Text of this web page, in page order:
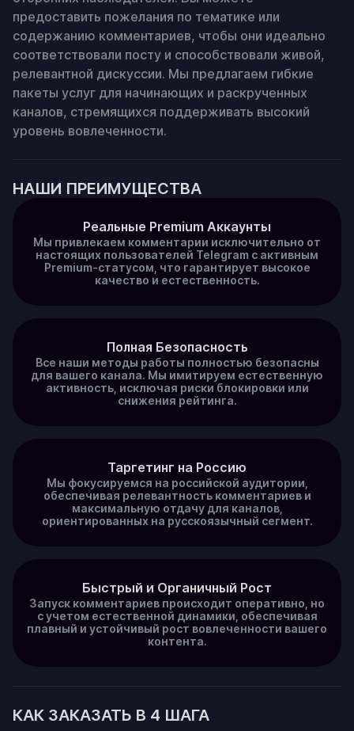
предоставить пожелания по тематике или
содержанию комментариев, чтобы они идеально
соответствовали посту и способствовали живой,
релевантной дискуссии. Мы предлагаем гибкие
пакеты услуг для начинающих и раскрученных
каналов, стремящихся поддерживать высокий
уровень вовлеченности.
НАШИ ПРЕИМУЩЕСТВА
Реальные Premium Аккаунты
Мы привлекаем комментарии исключительно от
настоящих пользователей Telegram с активным
Premium-статусом, что гарантирует высокое
качество и естественность.
Полная Безопасность
Все наши методы работы полностью безопасны
для вашего канала. Мы имитируем естественную
активность, исключая риски блокировки или
снижения рейтинга.
Таргетинг на Россию
Мы фокусируемся на российской аудитории,
обеспечивая релевантность комментариев и
максимальную отдачу для каналов,
ориентированных на русскоязычный сегмент.
Быстрый и Органичный Рост
Запуск комментариев происходит оперативно, но
с учетом естественной динамики, обеспечивая
плавный и устойчивый рост вовлеченности вашего
контента.
КАК ЗАКАЗАТЬ В 4 ШАГА